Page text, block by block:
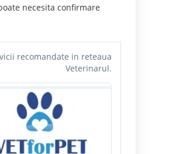
necesita confirmare
recomandate in reteaua
Veterinarul.